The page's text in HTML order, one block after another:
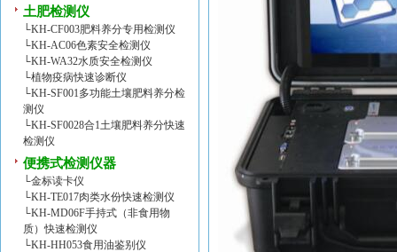
土肥检测仪
└KH-CF003肥料养分专用检测仪
└KH-AC06色素安全检测仪
└KH-WA32水质安全检测仪
└植物疫病快速诊断仪
└KH-SF001多功能土壤肥料养分检
测仪
└KH-SF0028合1土壤肥料养分快速
检测仪
便携式检测仪器
└金标读卡仪
└KH-TE017肉类水份快速检测仪
└KH-MD06F手持式（非食用物
质）快速检测仪
└KH-HH053食用油鉴别仪